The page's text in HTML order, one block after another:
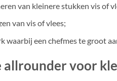
van kleinere stukken vis of
van vis of vlees;
waarbij een chefmes te groot
allrounder voor